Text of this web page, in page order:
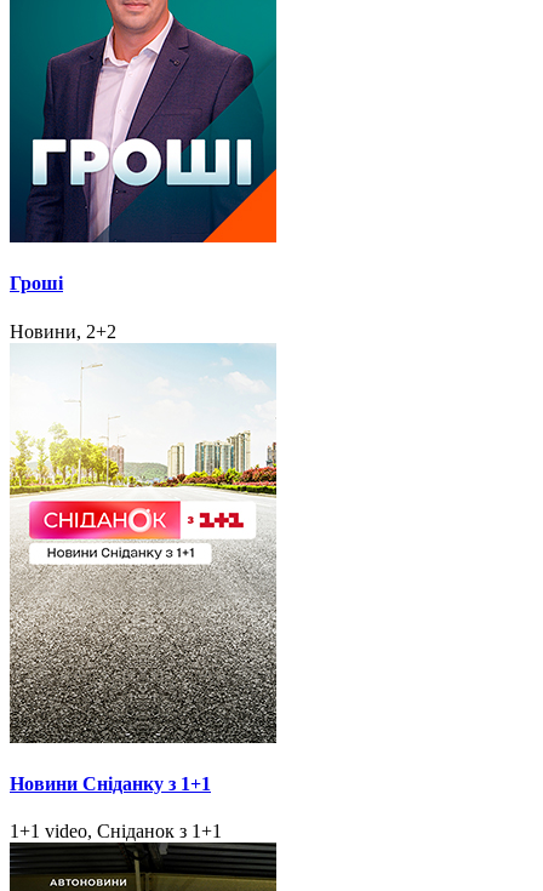
Гроші
Новини, 2+2
Новини Сніданку з 1+1
1+1 video, Сніданок з 1+1